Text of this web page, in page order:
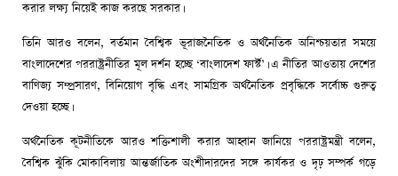
করার লক্ষ্য নিয়েই কাজ করছে সরকার।
তিনি আরও বলেন, বর্তমান বৈশ্বিক ভূরাজনৈতিক ও অর্থনৈতিক অনিশ্চয়তার সময়ে
বাংলাদেশের পররাষ্ট্রনীতির মূল দর্শন হচ্ছে ‘বাংলাদেশ ফার্স্ট’। এ নীতির আওতায় দেশের
বাণিজ্য সম্প্রসারণ, বিনিয়োগ বৃদ্ধি এবং সামগ্রিক অর্থনৈতিক প্রবৃদ্ধিকে সর্বোচ্চ গুরুত্ব
দেওয়া হচ্ছে।
অর্থনৈতিক কূটনীতিকে আরও শক্তিশালী করার আহ্বান জানিয়ে পররাষ্ট্রমন্ত্রী বলেন,
বৈশ্বিক ঝুঁকি মোকাবিলায় আন্তর্জাতিক অংশীদারদের সঙ্গে কার্যকর ও দৃঢ় সম্পর্ক গড়ে